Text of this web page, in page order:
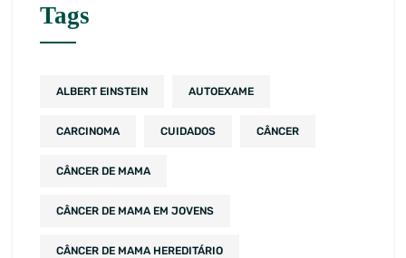
Tags
ALBERT EINSTEIN AUTOEXAME
CARCINOMA CUIDADOS CÂNCER
CÂNCER DE MAMA
CÂNCER DE MAMA EM JOVENS
CÂNCER DE MAMA HEREDITÁRIO